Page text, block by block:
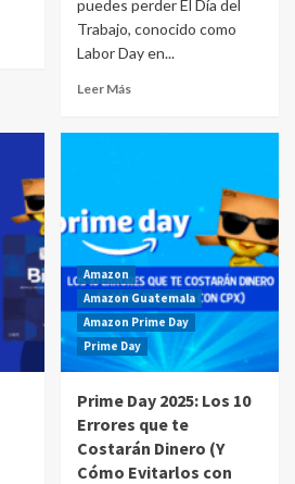
puedes perder El Día del
Trabajo, conocido como
Labor Day en...
Leer Más
Amazon
Amazon Guatemala
Amazon Prime Day
Prime Day
Prime Day 2025: Los 10
Errores que te
Costarán Dinero (Y
Cómo Evitarlos con